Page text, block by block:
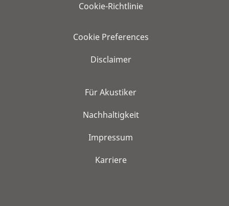
Cookie-Richtlinie
Cookie Preferences
Disclaimer
Für Akustiker
Nachhaltigkeit
Impressum
Karriere